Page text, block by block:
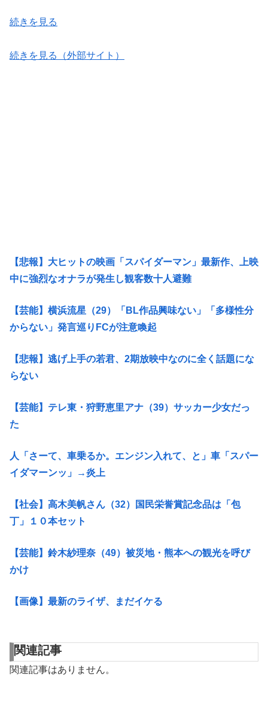
続きを見る
続きを見る（外部サイト）
【悲報】大ヒットの映画「スパイダーマン」最新作、上映
中に強烈なオナラが発生し観客数十人避難
【芸能】横浜流星（29）「BL作品興味ない」「多様性分
からない」発言巡りFCが注意喚起
【悲報】逃げ上手の若君、2期放映中なのに全く話題にな
らない
【芸能】テレ東・狩野恵里アナ（39）サッカー少女だっ
た
人「さーて、車乗るか。エンジン入れて、と」車「スパー
イダマーンッ」→炎上
【社会】高木美帆さん（32）国民栄誉賞記念品は「包
丁」１０本セット
【芸能】鈴木紗理奈（49）被災地・熊本への観光を呼び
かけ
【画像】最新のライザ、まだイケる
関連記事
関連記事はありません。